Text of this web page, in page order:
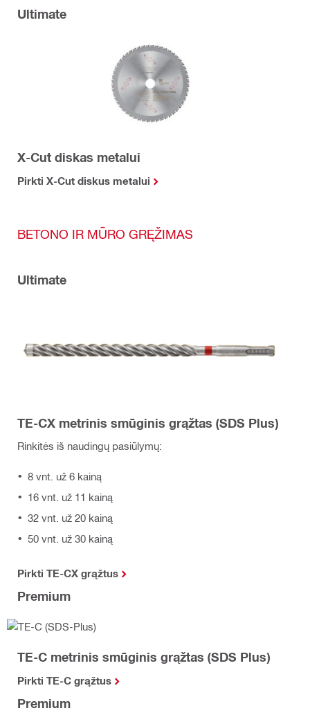
Ultimate
X-Cut diskas metalui
Pirkti X-Cut diskus metalui
BETONO IR MŪRO GRĘŽIMAS
Ultimate
TE-CX metrinis smūginis grąžtas (SDS Plus)
Rinkitės iš naudingų pasiūlymų:
8 vnt. už 6 kainą
16 vnt. už 11 kainą
32 vnt. už 20 kainą
50 vnt. už 30 kainą
Pirkti TE-CX grąžtus
Premium
TE-C metrinis smūginis grąžtas (SDS Plus)
Pirkti TE-C grąžtus
Premium